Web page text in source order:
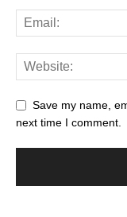
Save my name,
next time I comment.